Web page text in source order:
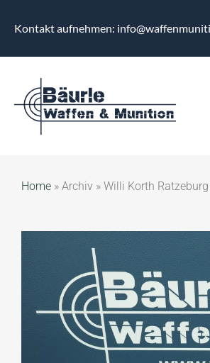
Kontakt aufnehmen:
Home » Archiv » Willi Korth